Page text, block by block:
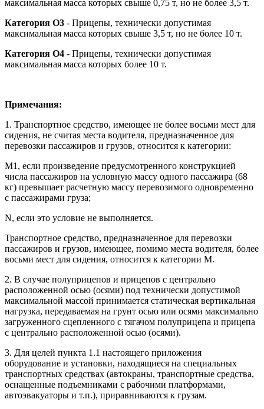
максимальная масса которых свыше 0,75 т, но не более 3,5 т.
Категория O3 - Прицепы, технически допустимая
максимальная масса которых свыше 3,5 т, но не более 10 т.
Категория O4 - Прицепы, технически допустимая
максимальная масса которых более 10 т.
Примечания:
1. Транспортное средство, имеющее не более восьми мест для
сидения, не считая места водителя, предназначенное для
перевозки пассажиров и грузов, относится к категории:
M1, если произведение предусмотренного конструкцией
числа пассажиров на условную массу одного пассажира (68
кг) превышает расчетную массу перевозимого одновременно
с пассажирами груза;
N, если это условие не выполняется.
Транспортное средство, предназначенное для перевозки
пассажиров и грузов, имеющее, помимо места водителя, более
восьми мест для сидения, относится к категории M.
2. В случае полуприцепов и прицепов с центрально
расположенной осью (осями) под технически допустимой
максимальной массой принимается статическая вертикальная
нагрузка, передаваемая на грунт осью или осями максимально
загруженного сцепленного с тягачом полуприцепа и прицепа
с центрально расположенной осью (осями).
3. Для целей пункта 1.1 настоящего приложения
оборудование и установки, находящиеся на специальных
транспортных средствах (автокраны, транспортные средства,
оснащенные подъемниками с рабочими платформами,
автоэвакуаторы и т.п.), приравниваются к грузам.